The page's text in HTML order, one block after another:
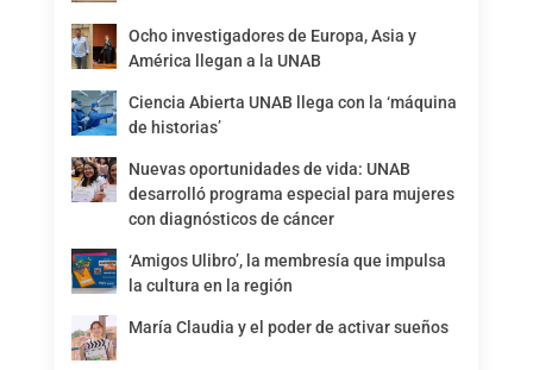
Ocho investigadores de Europa, Asia y
América llegan a la UNAB
Ciencia Abierta UNAB llega con la ‘máquina
de historias’
Nuevas oportunidades de vida: UNAB
desarrolló programa especial para mujeres
con diagnósticos de cáncer
‘Amigos Ulibro’, la membresía que impulsa
la cultura en la región
María Claudia y el poder de activar sueños